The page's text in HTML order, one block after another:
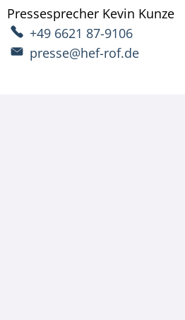
Pressesprecher Kevin Kunze
+49 6621 87-9106
presse@hef-rof.de